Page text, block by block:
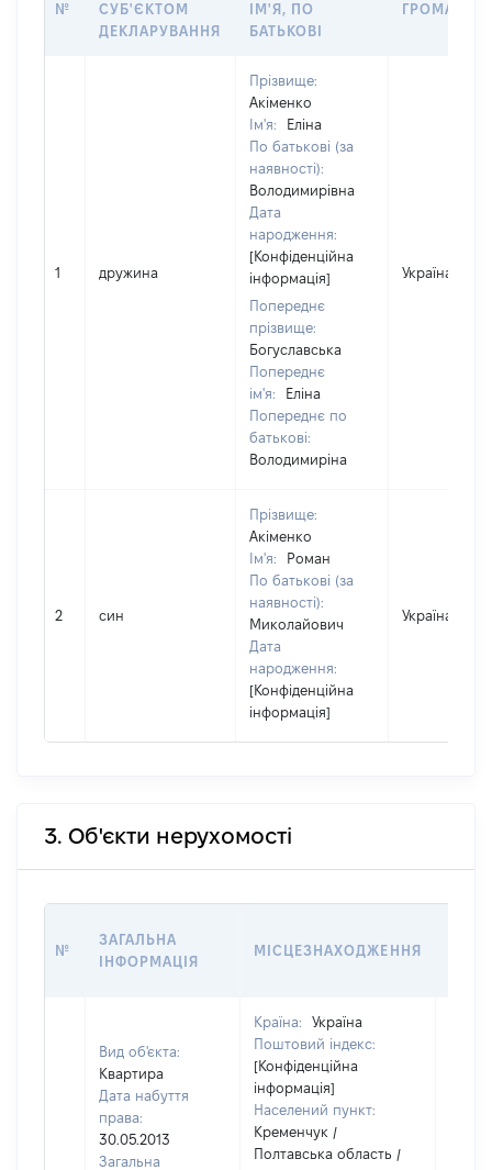
№
СУБ'ЄКТОМ
ДЕКЛАРУВАННЯ
ІМ'Я, ПО
БАТЬКОВІ
1 дружина
Прізвище:
Акіменко
Ім'я:
Еліна
По батькові (за
наявності):
Володимирівна
Дата
народження:
[Конфіденційна
інформація]
Попереднє
прізвище:
Богуславська
Попереднє
ім'я:
Еліна
Попереднє по
батькові:
Володимиріна
Україна
2 син
Прізвище:
Акіменко
Ім'я:
Роман
По батькові (за
наявності):
Миколайович
Дата
народження:
[Конфіденційна
інформація]
Україна
3. Об'єкти нерухомості
№
ЗАГАЛЬНА
ІНФОРМАЦІЯ
МІСЦЕЗНАХОДЖЕННЯ
Вид об'єкта:
Квартира
Дата набуття
права:
30.05.2013
Загальна
Країна:
Україна
Поштовий індекс:
[Конфіденційна
інформація]
Населений пункт:
Кременчук /
Полтавська область /